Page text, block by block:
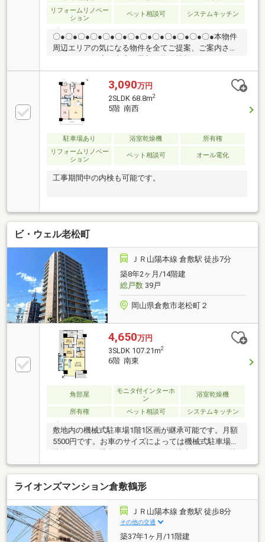
軽にお問い合わせください。
リフォームリノベー
ション
ペット相談可 システムキッチン
〇●〇●〇●〇●〇●〇●〇●〇●〇●〇●〇●〇●〇●本物件
周辺エリアの気になる物件を全てご提案、ご案内させ
て頂きます！店頭来店で最新の物件情報を知りたい！
まとめて物件見学ができる見学ツアーは【その場で確
定！ 見学予約する（無料）からご予約下さい】〇●
〇●〇●〇●〇●〇●〇●〇●〇●〇●〇●〇●〇●●オール電
化マンション！●ペット飼育可能♪●住宅ローン控除適
合物件●あんしん既存住宅売買瑕疵保険加入物件●小学
校・中学校まで徒歩10分以内他にも「これはどんな物
件？」「住所が知りたい」など、お気兼ねなくお問い
合わせください。
3,090万円
2SLDK 68.8m2
5階 南西
駐車場あり 浴室乾燥機
所有権
リフォームリノベー
ション
ペット相談可 オール電化
工事期間中の内検も可能です。
ビ・ウェル老松町
ＪＲ山陽本線 倉敷駅 徒歩7分
築8年2ヶ月/14階建
総戸数39戸
岡山県倉敷市老松町２
4,650万円
3SLDK 107.21m2
6階 南東
角部屋
モニタ付インターホ
ン
浴室乾燥機
所有権 ペット相談可 システムキッチン
敷地内の機械式駐車場1階1区画が継承可能です。月額
5500円です。お車のサイズによっては機械式駐車場に
駐車できない場合がありますのでご注意ください。駐
車場の情報は2026年5月11日時点のものです。各居室6
帖以上あり、収納がつきます。洗面台はツインボウル
タイプのため、2人並んで使用することが可能です。
ライオンズマンション倉敷鶴形
ＪＲ山陽本線 倉敷駅 徒歩8分
その他の交通
築37年1ヶ月/11階建